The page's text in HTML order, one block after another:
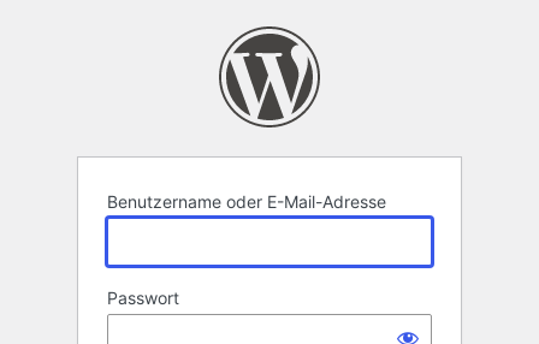
Benutzername oder E-Mail-Adresse
Passwort